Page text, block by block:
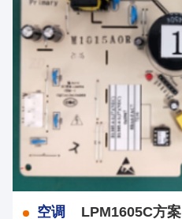
空调 LPM1605C方案